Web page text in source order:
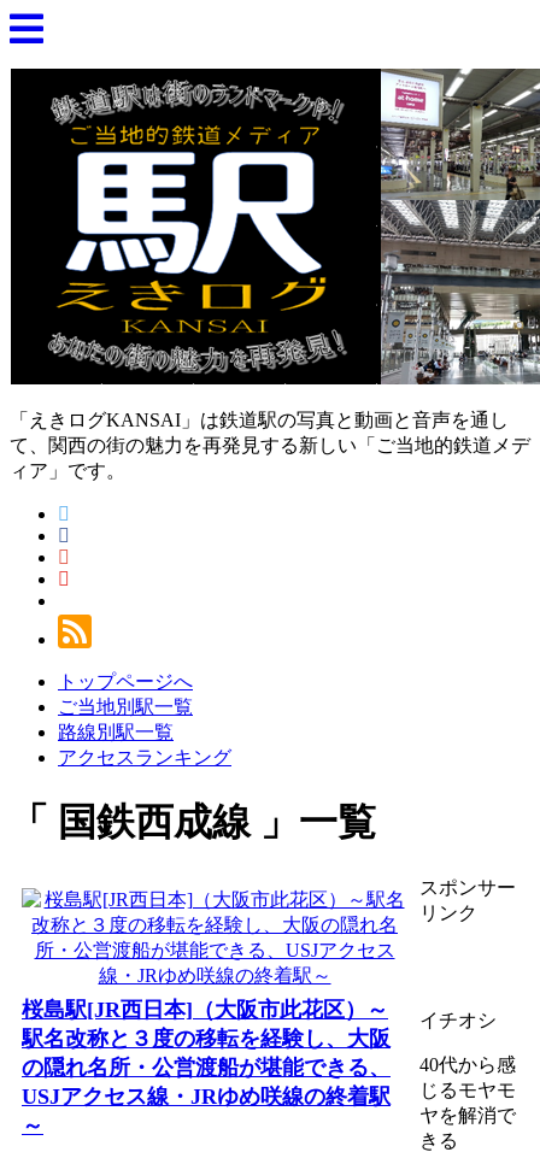
「えきログKANSAI」は鉄道駅の写真と動画と音声を通し
て、関西の街の魅力を再発見する新しい「ご当地的鉄道メデ
ィア」です。
トップページへ
ご当地別駅一覧
路線別駅一覧
アクセスランキング
国鉄西成線 一覧
桜島駅[JR西日本]（大阪市此花区）～
駅名改称と３度の移転を経験し、大阪
の隠れ名所・公営渡船が堪能できる、
USJアクセス線・JRゆめ咲線の終着駅
～
スポンサー
リンク
イチオシ
40代から感
じるモヤモ
ヤを解消で
きる